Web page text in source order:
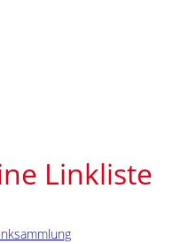
Linkliste